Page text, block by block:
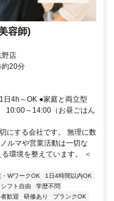
容師)
野店
約20分
4h～OK ●家庭と両立型
10:00～14:00（お昼ごはん
にする会社です。 無理に数
ルマや営業活動は一切な
環境を整えています。 ＜
・WワークOK
1日4時間以内OK
シフト自由
学歴不問
歓迎 研修あり
ブランクOK